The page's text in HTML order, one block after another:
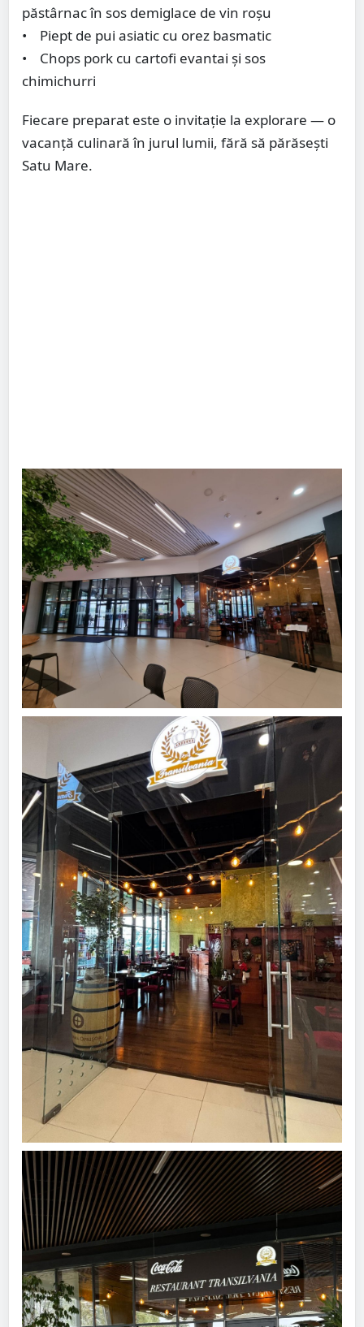
păstârnac în sos demiglace de vin roșu
• Piept de pui asiatic cu orez basmatic
• Chops pork cu cartofi evantai și sos
chimichurri
Fiecare preparat este o invitație la explorare — o
vacanță culinară în jurul lumii, fără să părăsești
Satu Mare.